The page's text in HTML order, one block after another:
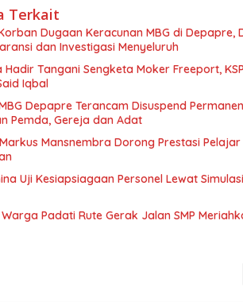
Terkait
Dugaan Keracunan MBG di Depapre,
dan Investigasi Menyeluruh
Hadir Tangani Sengketa Moker Freeport,
Iqbal
Depapre Terancam Disuspend
Pemda, Gereja dan Adat
Mansnembra Dorong Prestasi
Uji Kesiapsiagaan Personel Lewat
Padati Rute Gerak Jalan SMP